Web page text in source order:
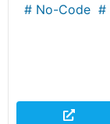
# No-Code #